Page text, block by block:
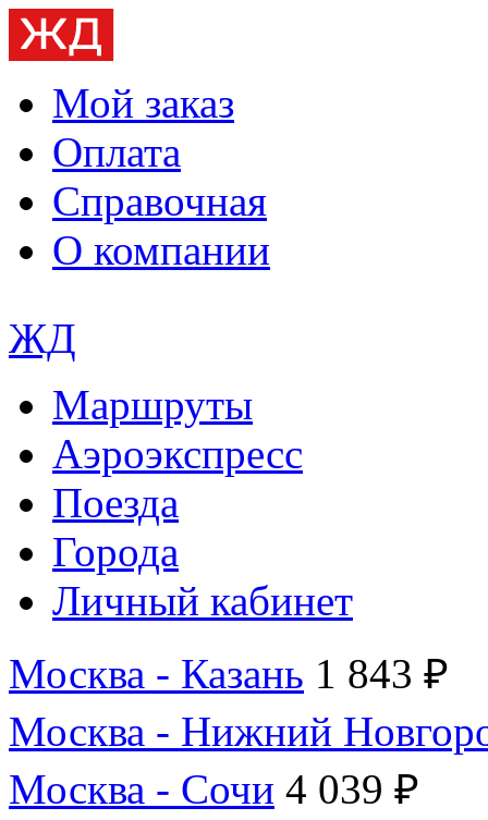
Мой заказ
Оплата
Справочная
О компании
ЖД
Маршруты
Аэроэкспресс
Поезда
Города
Личный кабинет
Москва - Казань 1 843 ₽
Москва - Нижний
Москва - Сочи 4 039 ₽